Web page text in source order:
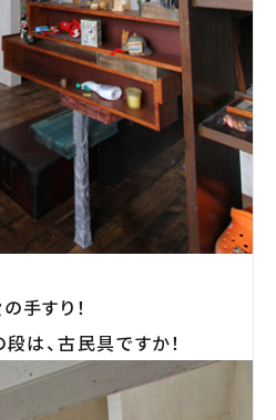
手すり！
は、古民具ですか！